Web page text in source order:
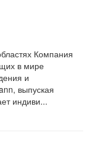
Компания
в мире
и
выпуская
индиви...